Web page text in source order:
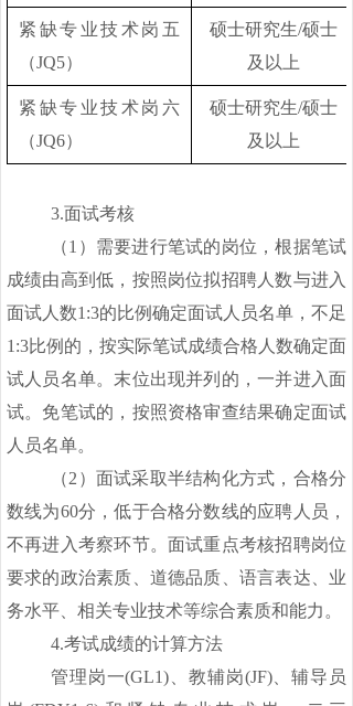
紧缺专业技术岗五
（JQ5）
硕士研究生/硕士
及以上
紧缺专业技术岗六
（JQ6）
硕士研究生/硕士
及以上
3.面试考核
（1）需要进行笔试的岗位，根据笔试
成绩由高到低，按照岗位拟招聘人数与进入
面试人数1:3的比例确定面试人员名单，不足
1:3比例的，按实际笔试成绩合格人数确定面
试人员名单。末位出现并列的，一并进入面
试。免笔试的，按照资格审查结果确定面试
人员名单。
（2）面试采取半结构化方式，合格分
数线为60分，低于合格分数线的应聘人员，
不再进入考察环节。面试重点考核招聘岗位
要求的政治素质、道德品质、语言表达、业
务水平、相关专业技术等综合素质和能力。
4.考试成绩的计算方法
管理岗一(GL1)、教辅岗(JF)、辅导员